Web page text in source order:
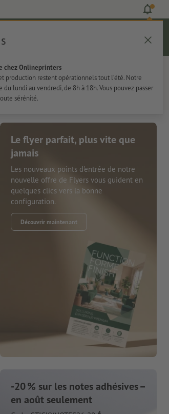
chez Onlineprinters
production restent opérationnels tout l’été. Notre
lundi au vendredi, de 8h à 18h. Vous pouvez passer
sérénité.
Panier
Autocollants
Le flyer parfait, plus vite que
jamais
Les nouveaux points d'entrée de notre
nouvelle offre de Flyers vous guident en
quelques clics vers la bonne
configuration.
Découvrir maintenant
-20 % sur les notes adhésives –
en août seulement